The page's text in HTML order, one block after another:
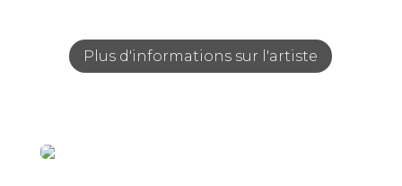
Plus d'informations sur l'artiste